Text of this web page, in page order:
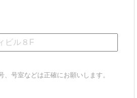
、号室などは正確にお願いします。